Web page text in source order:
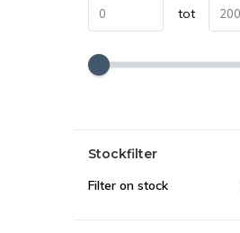
tot
Stockfilter
Filter on stock